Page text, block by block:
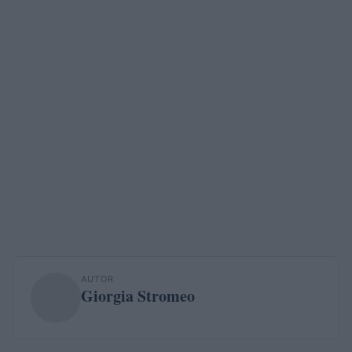
AUTOR
Giorgia Stromeo